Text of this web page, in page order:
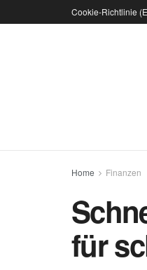
Cookie-Richtlinie
Home Finanzen
für